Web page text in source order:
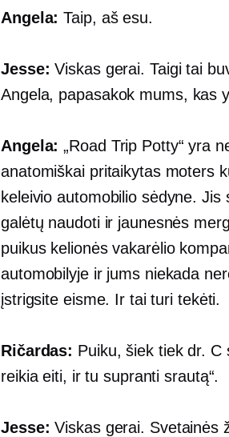
Angela: Taip, aš esu.
Jesse: Viskas gerai. Taigi tai
Angela, papasakok mums, kas
Angela: „Road Trip Potty“ yra
anatomiškai pritaikytas moters
keleivio automobilio sėdyne. Jis
galėtų naudoti ir jaunesnės
puikus kelionės vakarėlio
automobilyje ir jums niekada
įstrigsite eisme. Ir tai turi tekėti.
Ričardas: Puiku, šiek tiek dr. C
reikia eiti, ir tu supranti srautą“.
Jesse: Viskas gerai. Svetainės